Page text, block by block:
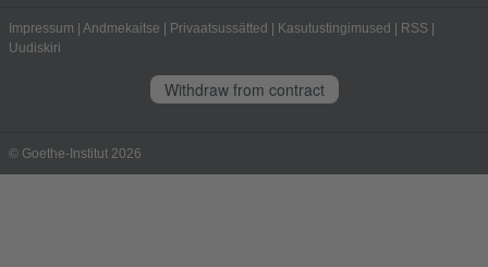
Impressum | Andmekaitse | Privaatsussätted | Kasutustingimused | RSS |
Uudiskiri
Withdraw from contract
© Goethe-Institut 2026